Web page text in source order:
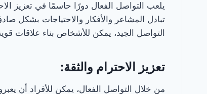
يلعب التواصل الفعال دورًا حاسمًا في تعزيز
تبادل المشاعر والأفكار والاحتياجات بشكل
التواصل الجيد، يمكن للأشخاص بناء علاقات
تعزيز الاحترام والثقة:
من خلال التواصل الفعال، يمكن للأفراد أن